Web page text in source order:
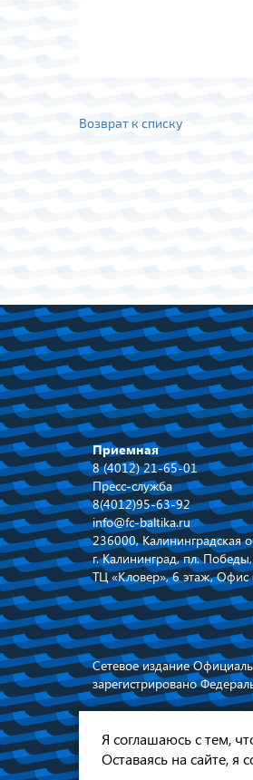
Возврат к списку
Приемная
8 (4012) 21-65-01
Пресс-служба
8(4012)95-63-92
info@fc-baltika.ru
236000, Калининградская
г. Калининград, пл.
ТЦ «Кловер», 6 этаж,
Сетевое издание
зарегистрировано
Я соглашаюсь с тем,
Оставаясь на сайте, я